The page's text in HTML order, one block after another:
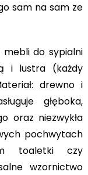
sam na sam ze
mebli do sypialni
i lustra (każdy
drewno i
głęboka,
oraz niezwykła
pochwytach
toaletki czy
wzornictwo